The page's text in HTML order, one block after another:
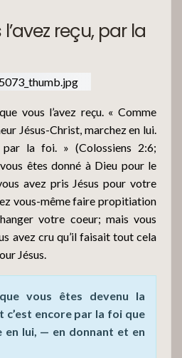
reçu, par la
vous l’avez reçu. « Comme
Jésus-Christ, marchez en lui.
la foi. » (Colossiens 2:6;
êtes donné à Dieu pour le
avez pris Jésus pour votre
vous-même faire propitiation
votre coeur; mais vous
avez cru qu’il faisait tout cela
Jésus.
vous êtes devenu la
encore par la foi que
lui, — en donnant et en